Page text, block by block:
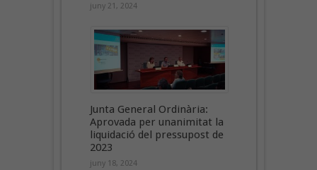
juny 21, 2024
Junta General Ordinària:
Aprovada per unanimitat la
liquidació del pressupost de
2023
juny 18, 2024